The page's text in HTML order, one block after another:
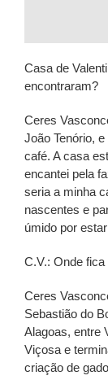
Casa de
encontraram?
Ceres
João Tenório,
café. A casa
encantei pela
seria a minha
nascentes e
úmido por
C.V.: Onde
Ceres
Sebastião do
Alagoas, entre
Viçosa e
criação de